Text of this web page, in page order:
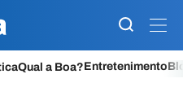
Qual a Boa?Entretenimento